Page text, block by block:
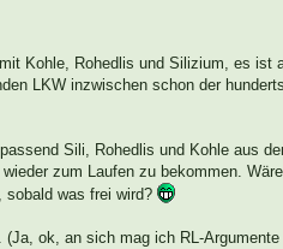
Kohle, Rohedlis und Silizium, es ist
LKW inzwischen schon der
Sili, Rohedlis und Kohle aus
zum Laufen zu bekommen.
sobald was frei wird?
ok, an sich mag ich RL-